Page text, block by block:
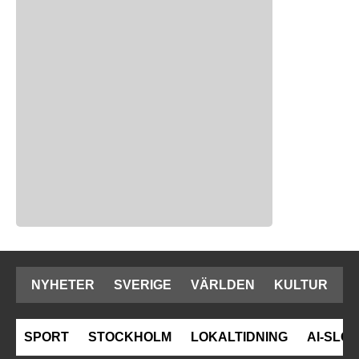
NYHETER SVERIGE VÄRLDEN KULTUR
SPORT STOCKHOLM LOKALTIDNING AI-SLOP